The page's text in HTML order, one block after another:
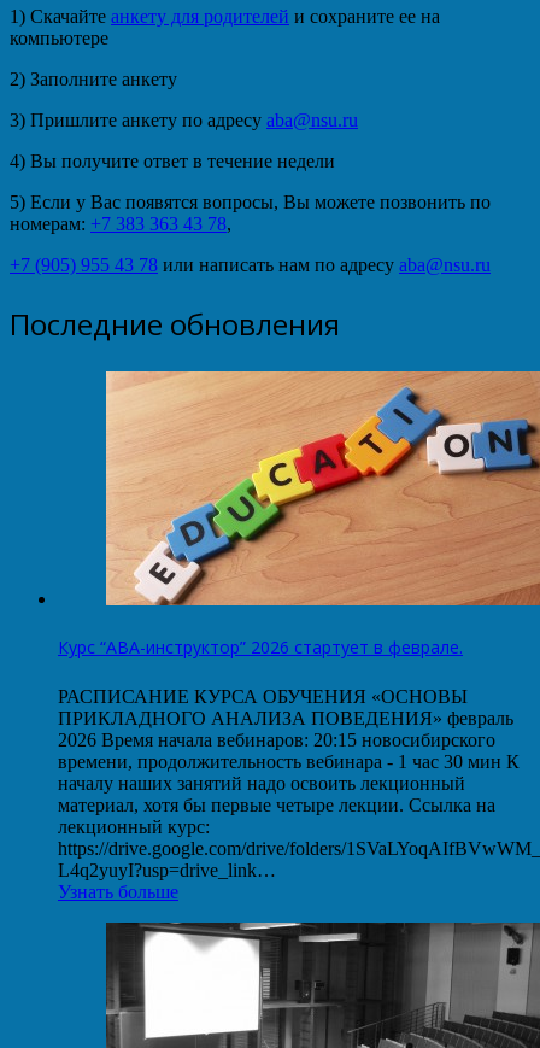
1) Скачайте анкету для родителей и сохраните ее на
компьютере
2) Заполните анкету
3) Пришлите анкету по адресу aba@nsu.ru
4) Вы получите ответ в течение недели
5) Если у Вас появятся вопросы, Вы можете позвонить по
номерам: +7 383 363 43 78,
+7 (905) 955 43 78 или написать нам по адресу aba@nsu.ru
Последние обновления
Курс “АВА-инструктор” 2026 стартует в феврале.
РАСПИСАНИЕ КУРСА ОБУЧЕНИЯ «ОСНОВЫ
ПРИКЛАДНОГО АНАЛИЗА ПОВЕДЕНИЯ» февраль
2026 Время начала вебинаров: 20:15 новосибирского
времени, продолжительность вебинара - 1 час 30 мин К
началу наших занятий надо освоить лекционный
материал, хотя бы первые четыре лекции. Ссылка на
лекционный курс:
https://drive.google.com/drive/folders/
L4q2yuyI?usp=drive_link…
Узнать больше